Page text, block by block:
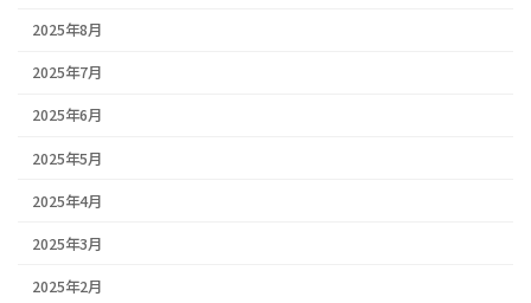
2025年8月
2025年7月
2025年6月
2025年5月
2025年4月
2025年3月
2025年2月